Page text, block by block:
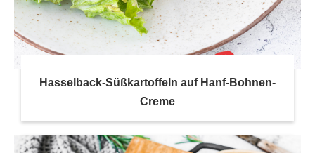
Hasselback-Süßkartoffeln auf Hanf-Bohnen-
Creme